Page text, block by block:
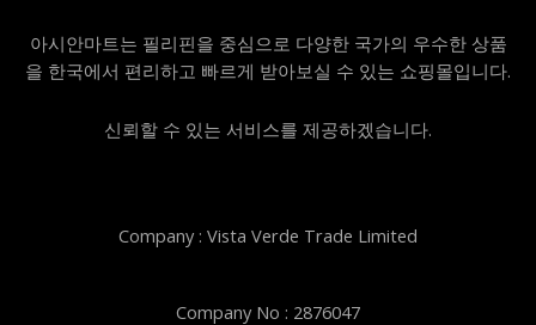
아시안마트는 필리핀을 중심으로 다양한 국가의 우수한 상품
을 한국에서 편리하고 빠르게 받아보실 수 있는 쇼핑몰입니다.
신뢰할 수 있는 서비스를 제공하겠습니다.
Company : Vista Verde Trade Limited
Company No : 2876047